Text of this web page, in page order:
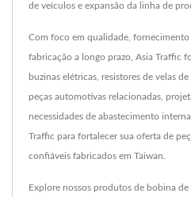
de veículos e expansão da linha de
Com foco em qualidade,
fabricação a longo prazo, Asia Traffic
buzinas elétricas, resistores de velas
peças automotivas relacionadas,
necessidades de abastecimento
Traffic para fortalecer sua oferta de
confiáveis fabricados em Taiwan.
Explore nossos produtos de bobina